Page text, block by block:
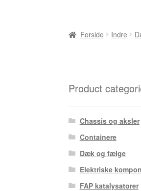
Forside Indre
Product
Chassis og aksler
Containere
Dæk og fælge
Elektriske
FAP katalysatorer